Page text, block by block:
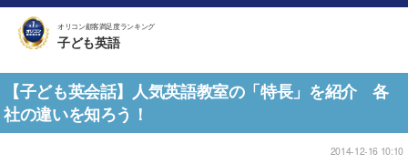
オリコン顧客満足度ランキング
子ども英語
【子ども英会話】人気英語教室の「特長」を紹介 各
社の違いを知ろう！
2014-12-16 10:10